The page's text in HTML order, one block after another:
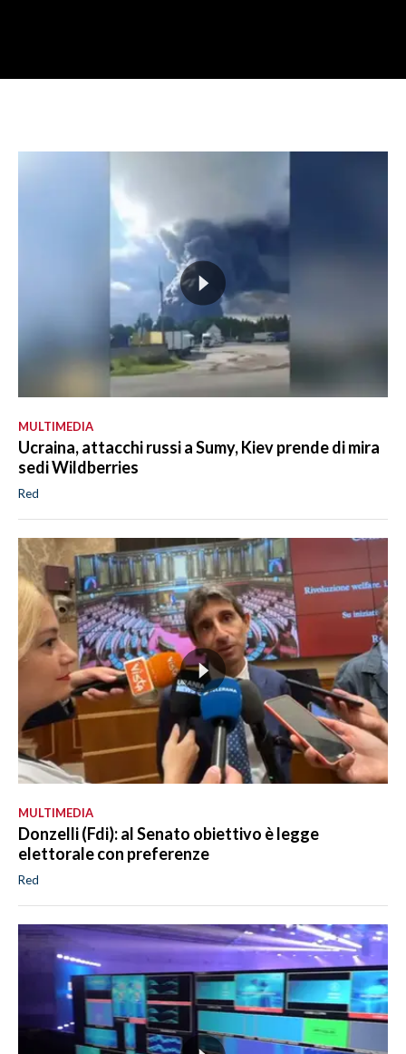
MULTIMEDIA
Ucraina, attacchi russi a Sumy, Kiev prende di mira
sedi Wildberries
Red
MULTIMEDIA
Donzelli (Fdi): al Senato obiettivo è legge
elettorale con preferenze
Red